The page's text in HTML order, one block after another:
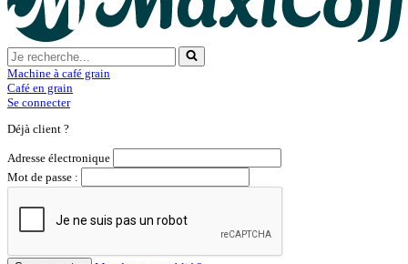
Machine à café grain
Café en grain
Se connecter
Déjà client ?
Adresse électronique
Mot de passe :